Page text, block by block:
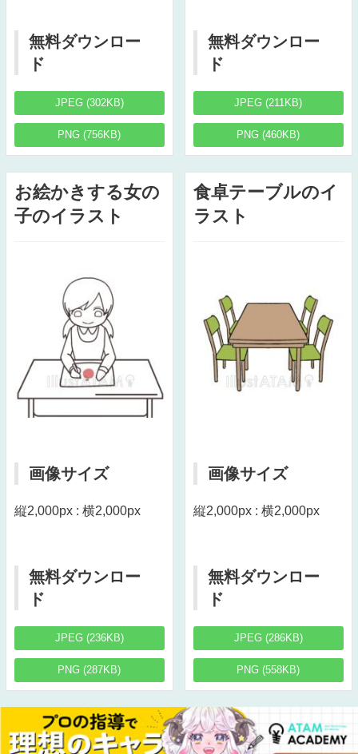
無料ダウンロー
ド
JPEG (302KB)
PNG (756KB)
無料ダウンロー
ド
JPEG (211KB)
PNG (460KB)
お絵かきする女の
子のイラスト
画像サイズ
縦2,000px : 横2,000px
無料ダウンロー
ド
JPEG (236KB)
PNG (287KB)
食卓テーブルのイ
ラスト
画像サイズ
縦2,000px : 横2,000px
無料ダウンロー
ド
JPEG (286KB)
PNG (558KB)